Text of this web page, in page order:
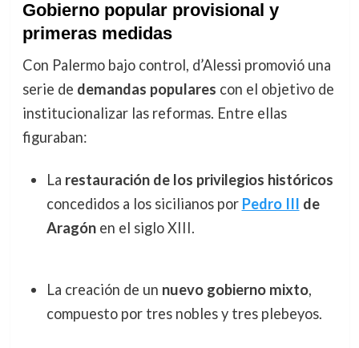
Gobierno popular provisional y
primeras medidas
Con Palermo bajo control, d’Alessi promovió una
serie de demandas populares con el objetivo de
institucionalizar las reformas. Entre ellas
figuraban:
La restauración de los privilegios históricos
concedidos a los sicilianos por Pedro III de
Aragónen el siglo XIII.
La creación de un nuevo gobierno mixto,
compuesto por tres nobles y tres plebeyos.